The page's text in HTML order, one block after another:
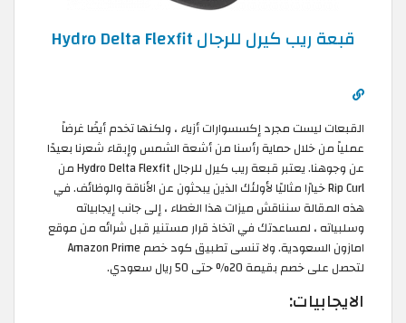
قبعة ريب كيرل للرجال Hydro Delta Flexfit
القبعات ليست مجرد إكسسوارات أزياء ، ولكنها تخدم أيضًا غرضاً
عملياً من خلال حماية رأسنا من أشعة الشمس وإبقاء شعرنا بعيدًا
عن وجوهنا. يعتبر قبعة ريب كيرل للرجال Hydro Delta Flexfit من
Rip Curl خيارًا مثاليًا لأولئك الذين يبحثون عن الأناقة والوظائف. في
هذه المقالة سنناقش ميزات هذا الغطاء ، إلى جانب إيجابياته
وسلبياته ، لمساعدتك في اتخاذ قرار مستنير قبل شرائه من موقع
امازون السعودية. ولا تنسى تطبيق كود خصم Amazon Prime
لتحصل على خصم بقيمة 20% حتى 50 ريال سعودي.
الايجابيات: